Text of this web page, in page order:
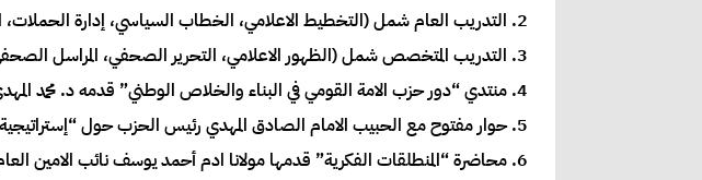
2. التدريب العام شمل (التخطيط الاعلامي، الخطاب السياسي، إدارة الحملات، العمل الاعلامي الاحترافي).
3. التدريب المتخصص شمل (الظهور الاعلامي، التحرير الصحفي، المراسل الصحفي، العلاقات العامة).
4. منتدي “دور حزب الامة القومي في البناء والخلاص الوطني” قدمه د. محمد المهدي حسن رئيس المكتب السياسي والاستاذة سارة نقد الله الامينة العامة للحزب.
5. حوار مفتوح مع الحبيب الامام الصادق المهدي رئيس الحزب حول “إستراتيجية الحزب للسلام العادل والحوكمة الديمقراطية والتأسيس الرابع للحزب”.
6. محاضرة “المنطلقات الفكرية” قدمها مولانا ادم أحمد يوسف نائب الامين العام لهيئة شئون الانصار.